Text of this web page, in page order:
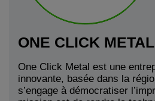
ONE CLICK METAL
One Click Metal est une
innovante, basée dans la
s’engage à démocratiser